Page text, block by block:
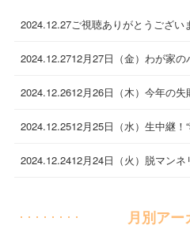
2024.12.27ご視聴ありがとうござい
2024.12.2712月27日（金）わが家
2024.12.2612月26日（木）今年の
2024.12.2512月25日（水）生中継！
2024.12.2412月24日（火）脱マン
月別アー